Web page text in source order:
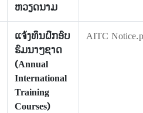
ຫວຽດນາມ
ແຈ້ງທຶນຝຶກອົບ
ຮົມນາໆຊາດ
(Annual
International
Training
Courses)
AITC